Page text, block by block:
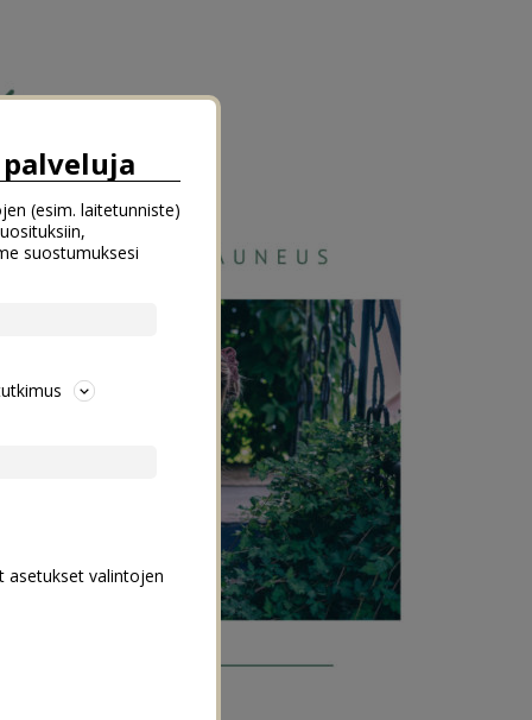
(esim. laitetunniste)
suostumuksesi
asetukset valintojen